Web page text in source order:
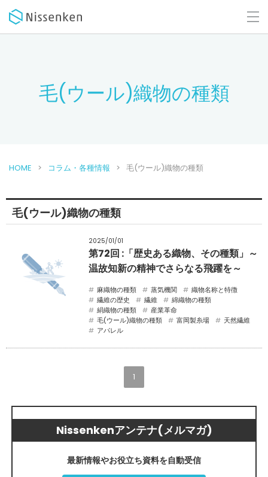
毛(ウール)織物の種類
HOME コラム・各種情報 毛(ウール)織物の種類
毛(ウール)織物の種類
2025/01/01
第72回 :「歴史ある織物、その種類」～
温故知新の精神でさらなる飛躍を～
麻織物の種類 蒸気機関
織物名称と特徴
繊維の歴史
繊維
綿織物の種類
絹織物の種類
産業革命
毛(ウール)織物の種類
富岡製糸場
天然繊維
アパレル
1
Nissenkenアンテナ(メルマガ)
最新情報やお役立ち資料を自動受信